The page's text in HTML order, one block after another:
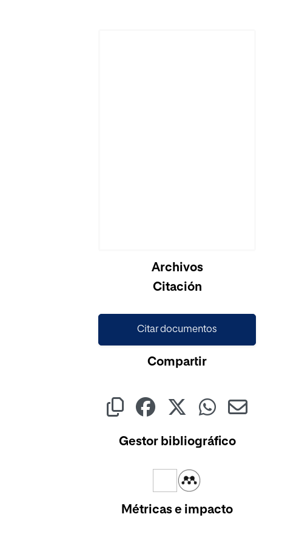
Archivos
Citación
Citar documentos
Compartir
Gestor bibliográfico
Métricas e impacto